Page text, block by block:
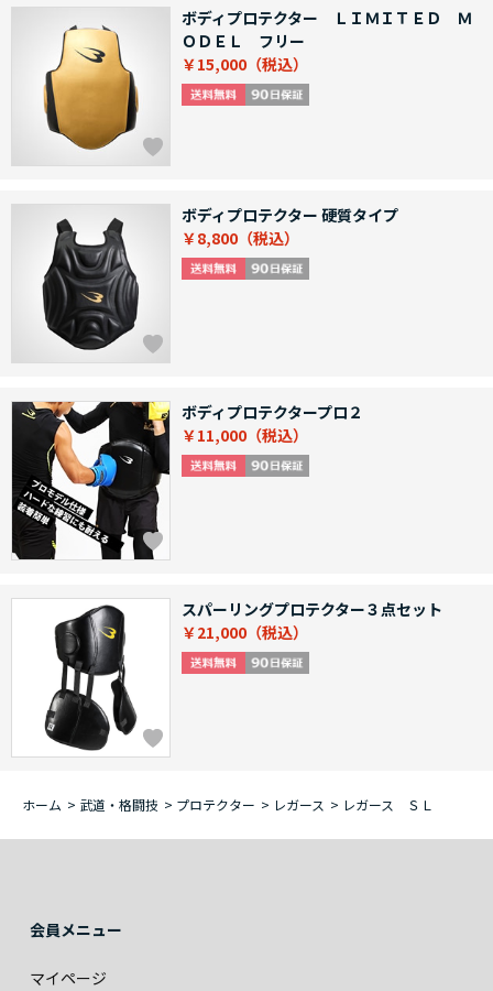
ボディプロテクター ＬＩＭＩＴＥＤ Ｍ
ＯＤＥＬ フリー
￥15,000
ボディプロテクター 硬質タイプ
￥8,800
ボディプロテクタープロ２
￥11,000
スパーリングプロテクター３点セット
￥21,000
ホーム > 武道・格闘技 > プロテクター > レガース > レガース ＳＬ
会員メニュー
マイページ